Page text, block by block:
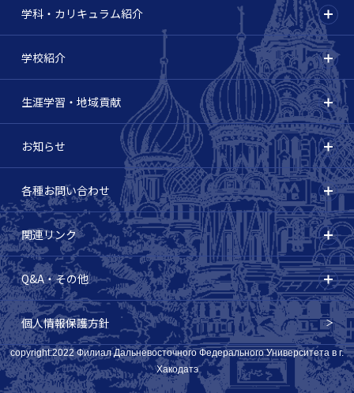
学科・カリキュラム紹介
学校紹介
生涯学習・地域貢献
お知らせ
各種お問い合わせ
関連リンク
Q&A・その他
個人情報保護方針
copyright:2022 Филиал Дальневосточного Федерального Университета в г.
Хакодатэ